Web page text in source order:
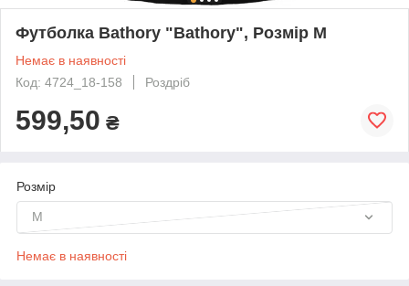
Футболка Bathory "Bathory", Розмір M
Немає в наявності
Код: 4724_18-158
Роздріб
599,50 ₴
Розмір
M
Немає в наявності